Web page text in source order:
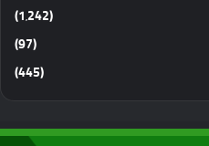
(1٬242)
(97)
(445)